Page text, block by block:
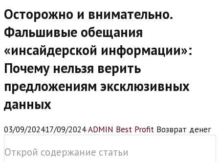
Осторожно и внимательно.
Фальшивые обещания
«инсайдерской информации»:
Почему нельзя верить
предложениям эксклюзивных
данных
03/09/202417/09/2024ADMIN Best Profit Возврат денег
Открой содержание статьи